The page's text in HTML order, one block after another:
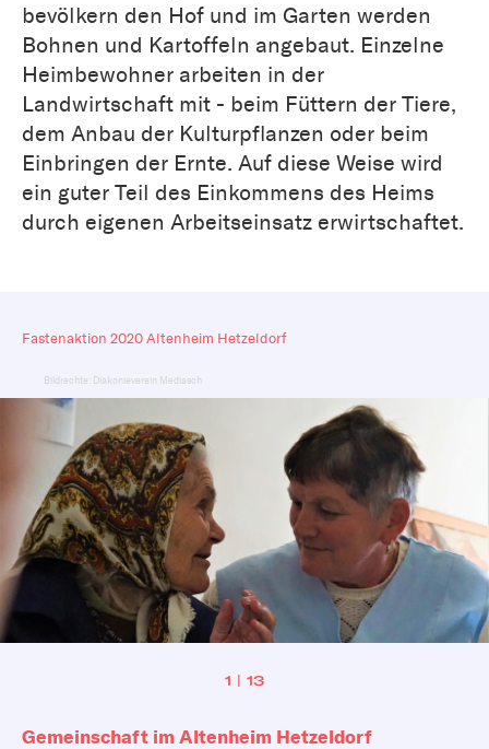
bevölkern den Hof und im Garten werden
Bohnen und Kartoffeln angebaut. Einzelne
Heimbewohner arbeiten in der
Landwirtschaft mit - beim Füttern der Tiere,
dem Anbau der Kulturpflanzen oder beim
Einbringen der Ernte. Auf diese Weise wird
ein guter Teil des Einkommens des Heims
durch eigenen Arbeitseinsatz erwirtschaftet.
Fastenaktion 2020 Altenheim Hetzeldorf
Bildrechte: Diakonieverein Mediasch
Gemeinschaft im Altenheim Hetzeldorf
1 | 13